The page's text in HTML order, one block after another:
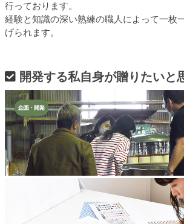
行っております。
経験と知識の深い熟練の職人によって一枚
げられます。
開発する私自身が贈りたいと